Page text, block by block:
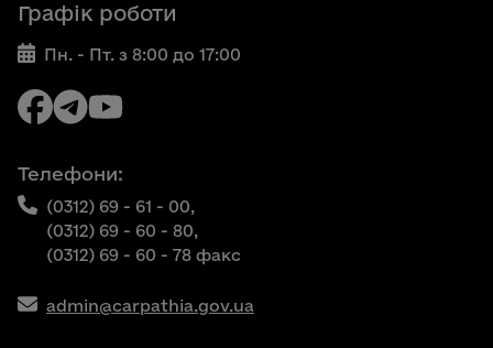
Графік роботи
Пн. - Пт. з 8:00 до 17:00
Телефони:
(0312) 69 - 61 - 00,
(0312) 69 - 60 - 80,
(0312) 69 - 60 - 78 факс
admin@carpathia.gov.ua